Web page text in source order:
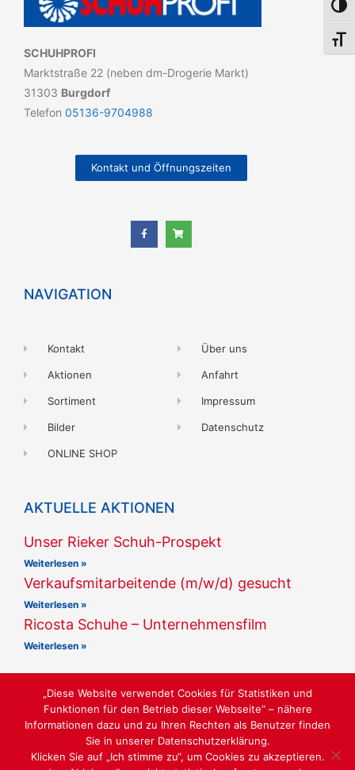
SCHUHPROFI
Marktstraße 22 (neben dm-Drogerie Markt)
31303 Burgdorf
Telefon 05136-9704988
Kontakt und Öffnungszeiten
NAVIGATION
Kontakt
Aktionen
Sortiment
Bilder
ONLINE SHOP
Über uns
Anfahrt
Impressum
Datenschutz
AKTUELLE AKTIONEN
Unser Rieker Schuh-Prospekt
Weiterlesen »
Verkaufsmitarbeitende (m/w/d) gesucht
Weiterlesen »
Ricosta Schuhe – Unternehmensfilm
Weiterlesen »
MARKENSCHUHE AUF ÜBER 300 QM
„Diese Website verwendet Cookies für Statistiken und
Funktionen für den Betrieb dieser Webseite“ – nähere
Informationen dazu und zu Ihren Rechten als Benutzer finden
Sie in unserer Datenschutzerklärung.
Klicken Sie auf „Ich stimme zu“, um Cookies zu akzeptieren.